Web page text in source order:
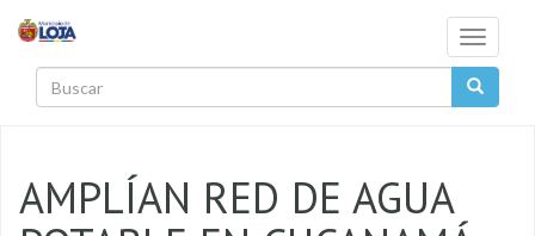
Toggle
AMPLÍAN RED DE AGUA